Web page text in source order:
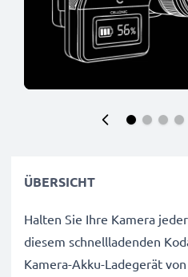
ÜBERSICHT
Halten Sie Ihre Kamera
diesem schnellladenden
Kamera-Akku-Ladegerät von